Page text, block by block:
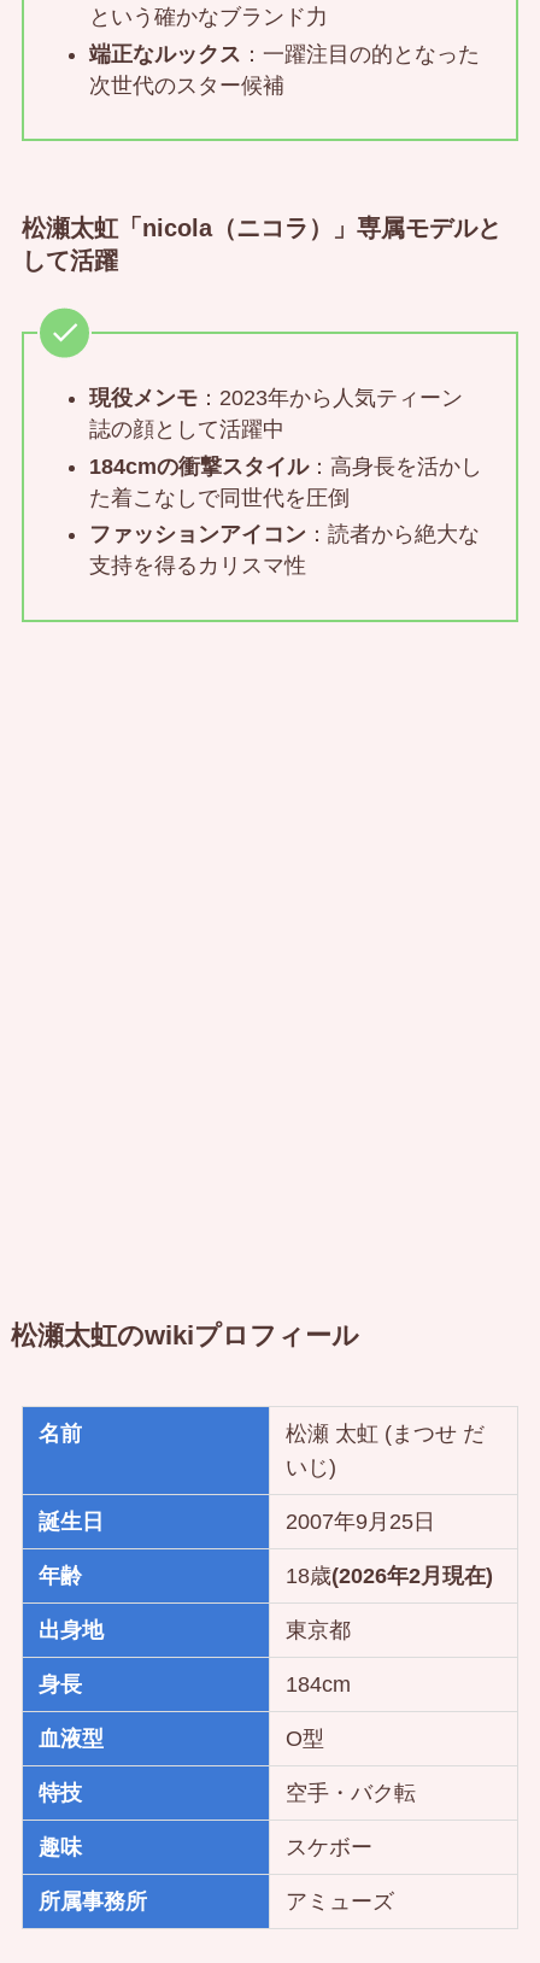
という確かなブランド力
端正なルックス ：一躍注目の的となった
次世代のスター候補
松瀬太虹「nicola（ニコラ）」専属モデルと
して活躍
現役メンモ：2023年から人気ティーン
誌の顔として活躍中
184cmの衝撃スタイル：高身長を活かし
た着こなしで同世代を圧倒
ファッションアイコン ：読者から絶大な
支持を得るカリスマ性
松瀬太虹のwikiプロフィール
名前
松瀬 太虹 (まつせ だ
いじ)
誕生日 2007年9月25日
年齢 18歳(2026年2月現在)
出身地 東京都
身長 184cm
血液型 O型
特技 空手・バク転
趣味 スケボー
所属事務所 アミューズ